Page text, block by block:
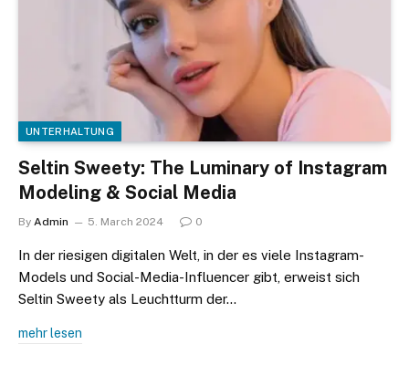
UNTERHALTUNG
Seltin Sweety: The Luminary of Instagram
Modeling & Social Media
By Admin 5. March 2024 0
In der riesigen digitalen Welt, in der es viele Instagram-
Models und Social-Media-Influencer gibt, erweist sich
Seltin Sweety als Leuchtturm der…
mehr lesen